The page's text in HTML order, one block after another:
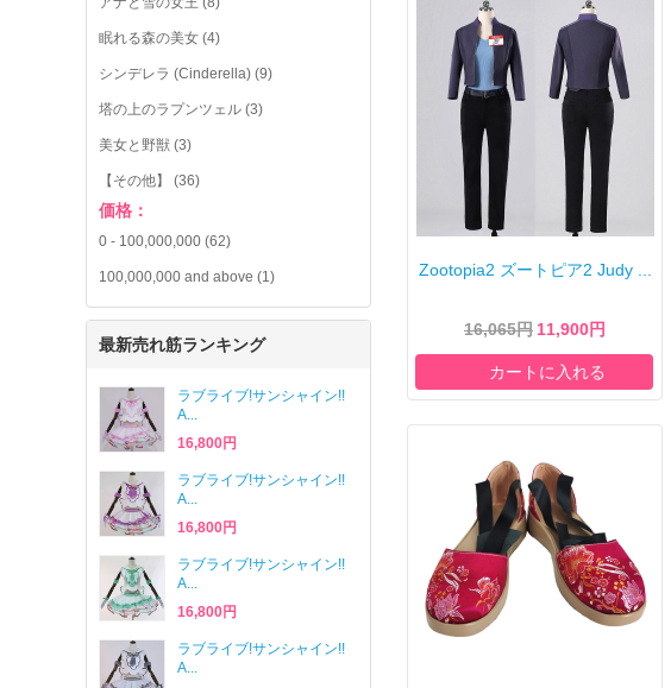
眠れる森の美女 (4)
シンデレラ (Cinderella) (9)
塔の上のラプンツェル (3)
美女と野獣 (3)
【その他】 (36)
価格：
0 - 100,000,000 (62)
100,000,000 and above (1)
最新売れ筋ランキング
ラブライブ!サンシャイン!!
A...
16,800円
ラブライブ!サンシャイン!!
A...
16,800円
ラブライブ!サンシャイン!!
A...
16,800円
ラブライブ!サンシャイン!!
A...
Zootopia2 ズートピア2 Judy ...
16,065円 11,900円
カートに入れる